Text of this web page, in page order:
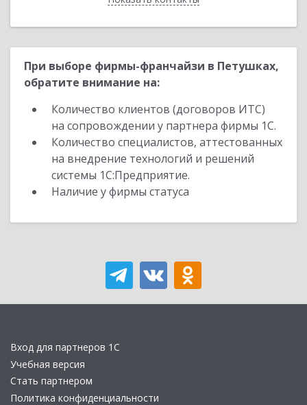
При выборе фирмы-франчайзи в Петушках,
обратите внимание на:
Количество клиентов (договоров ИТС)
на сопровождении у партнера фирмы 1С.
Количество специалистов, аттестованных
на внедрение технологий и решений
системы 1С:Предприятие.
Наличие у фирмы статуса
Вход для партнеров 1С
Учебная версия
Стать партнером
Политика конфиденциальности